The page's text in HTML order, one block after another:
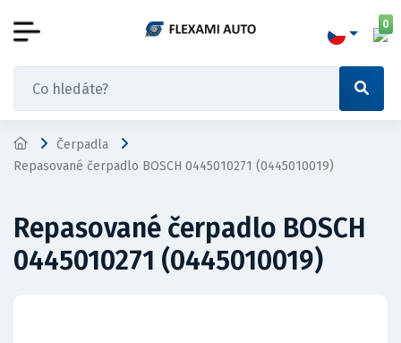
0
Čerpadla
Repasované čerpadlo BOSCH 0445010271 (0445010019)
Repasované čerpadlo BOSCH
0445010271 (0445010019)